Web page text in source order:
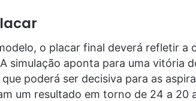
o placar final deverá refletir a
simulação aponta para uma vitória
poderá ser decisiva para as
um resultado em torno de 24 a 20